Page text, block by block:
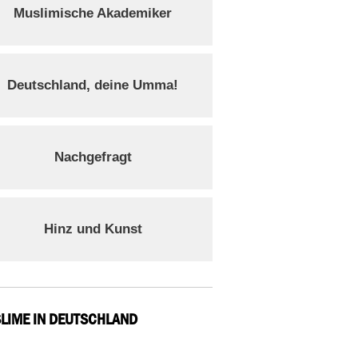
Muslimische Akademiker
Deutschland, deine Umma!
Nachgefragt
Hinz und Kunst
IN DEUTSCHLAND